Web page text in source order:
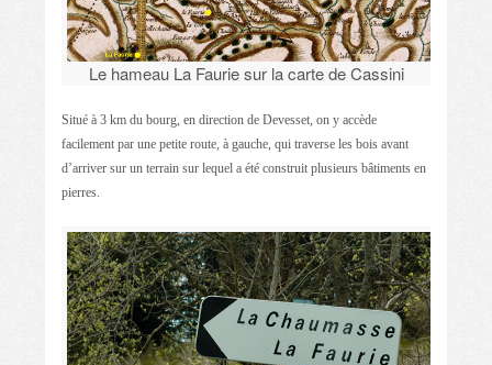
Le hameau La Faurie sur la carte de Cassini
Situé à 3 km du bourg, en direction de Devesset, on y accède
facilement par une petite route, à gauche, qui traverse les bois avant
d’arriver sur un terrain sur lequel a été construit plusieurs bâtiments en
pierres.